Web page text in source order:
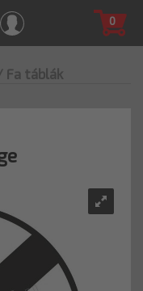
0
Fa táblák